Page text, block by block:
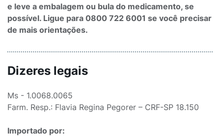
e leve a embalagem ou bula do medicamento, se
possível. Ligue para 0800 722 6001 se você precisar
de mais orientações.
Dizeres legais
Ms - 1.0068.0065
Farm. Resp.: Flavia Regina Pegorer – CRF-SP 18.150
Importado por: